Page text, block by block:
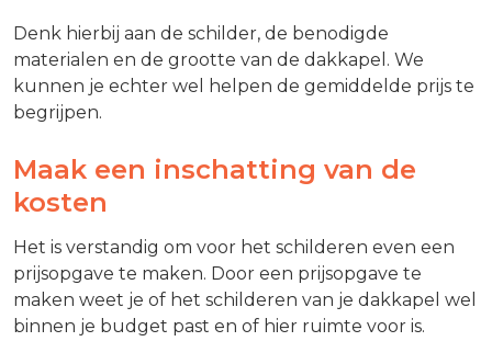
Denk hierbij aan de schilder, de benodigde
materialen en de grootte van de dakkapel. We
kunnen je echter wel helpen de gemiddelde prijs te
begrijpen.
Maak een inschatting van de
kosten
Het is verstandig om voor het schilderen even een
prijsopgave te maken. Door een prijsopgave te
maken weet je of het schilderen van je dakkapel wel
binnen je budget past en of hier ruimte voor is.